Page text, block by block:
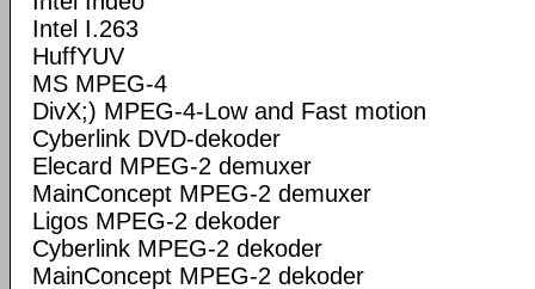
Intel I.263
HuffYUV
MS MPEG-4
DivX;) MPEG-4-Low and Fast motion
Cyberlink DVD-dekoder
Elecard MPEG-2 demuxer
MainConcept MPEG-2 demuxer
Ligos MPEG-2 dekoder
Cyberlink MPEG-2 dekoder
MainConcept MPEG-2 dekoder